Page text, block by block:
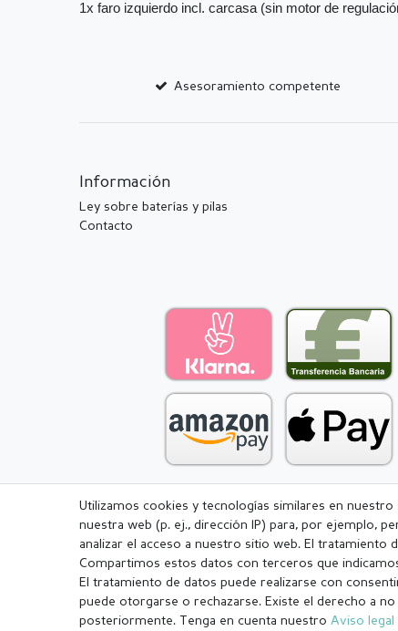
1x faro izquierdo incl. carcasa (sin motor de
Asesoramiento competente
Información
Ley sobre baterías y pilas
Contacto
Aviso legal Política de Privacidad
¹ Todos los pedidos pagados hasta las 14:00 se envían el
Utilizamos cookies y tecnologías similares en
nuestra web (p. ej., dirección IP) para, por ejemplo,
analizar el acceso a nuestro sitio web. El tratamiento
Compartimos estos datos con terceros que
El tratamiento de datos puede realizarse con
puede otorgarse o rechazarse. Existe el derecho a
posteriormente. Tenga en cuenta nuestro Aviso legal